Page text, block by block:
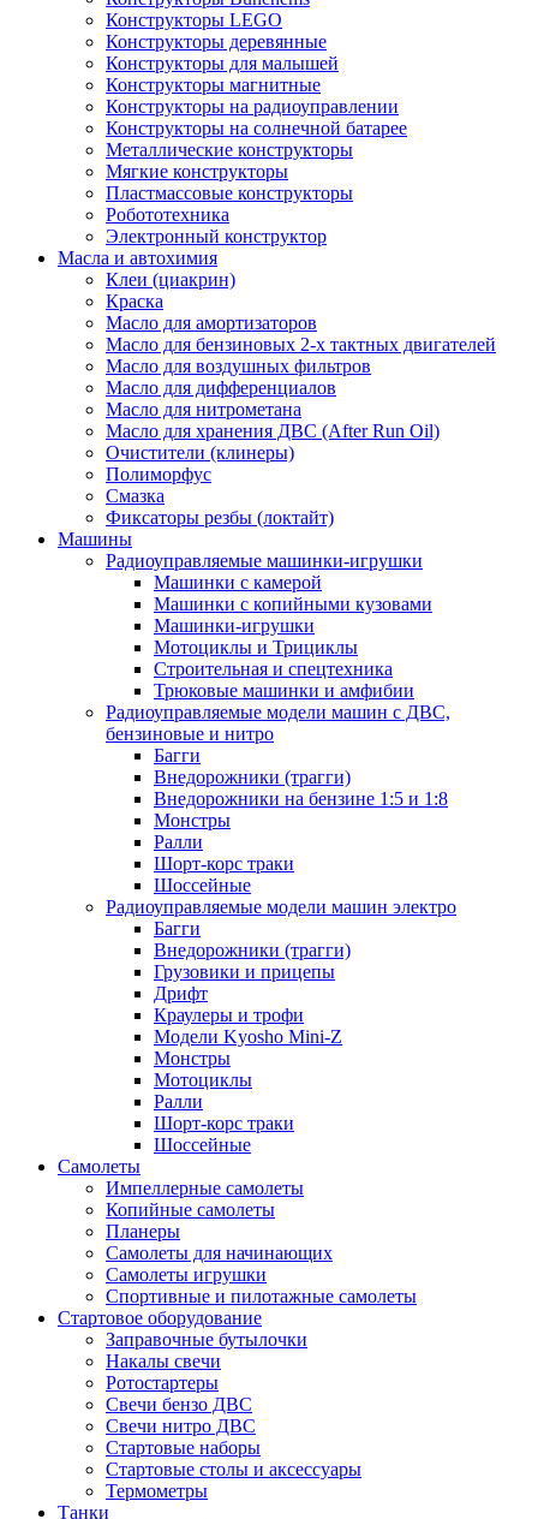
Конструкторы LEGO
Конструкторы деревянные
Конструкторы для малышей
Конструкторы магнитные
Конструкторы на радиоуправлении
Конструкторы на солнечной батарее
Металлические конструкторы
Мягкие конструкторы
Пластмассовые конструкторы
Робототехника
Электронный конструктор
Масла и автохимия
Клеи (циакрин)
Краска
Масло для амортизаторов
Масло для бензиновых 2-х тактных двигателей
Масло для воздушных фильтров
Масло для дифференциалов
Масло для нитрометана
Масло для хранения ДВС (After Run Oil)
Очистители (клинеры)
Полиморфус
Смазка
Фиксаторы резбы (локтайт)
Машины
Радиоуправляемые машинки-игрушки
Машинки с камерой
Машинки с копийными кузовами
Машинки-игрушки
Мотоциклы и Трициклы
Строительная и спецтехника
Трюковые машинки и амфибии
Радиоуправляемые модели машин с ДВС,
бензиновые и нитро
Багги
Внедорожники (трагги)
Внедорожники на бензине 1:5 и 1:8
Монстры
Ралли
Шорт-корс траки
Шоссейные
Радиоуправляемые модели машин электро
Багги
Внедорожники (трагги)
Грузовики и прицепы
Дрифт
Краулеры и трофи
Модели Kyosho Mini-Z
Монстры
Мотоциклы
Ралли
Шорт-корс траки
Шоссейные
Самолеты
Импеллерные самолеты
Копийные самолеты
Планеры
Самолеты для начинающих
Самолеты игрушки
Спортивные и пилотажные самолеты
Стартовое оборудование
Заправочные бутылочки
Накалы свечи
Ротостартеры
Свечи бензо ДВС
Свечи нитро ДВС
Стартовые наборы
Стартовые столы и аксессуары
Термометры
Танки